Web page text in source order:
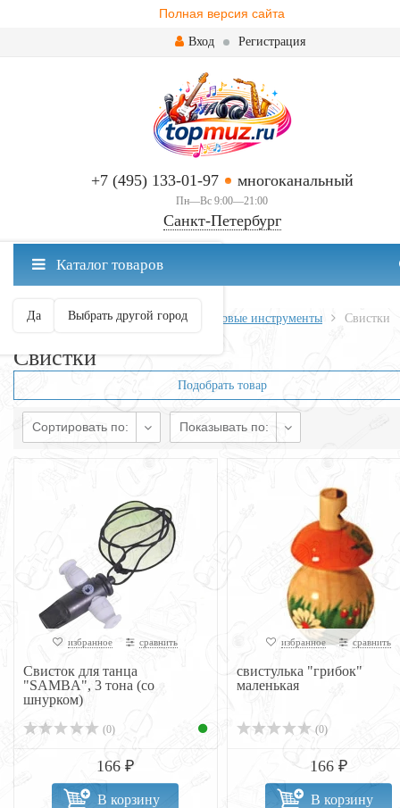
Полная версия сайта
Вход Регистрация
+7 (495) 133-01-97 многоканальный
Пн—Вс 9:00—21:00
Санкт-Петербург
Санкт-Петербург ваш город?
Да Выбрать другой город
Каталог товаров
Главная Духовые Народные духовые инструменты Свистки
Свистки
Подобрать товар
Сортировать по: Показывать по:
избранное сравнить
Свисток для танца
"SAMBA", 3 тона (со
шнурком)
(0)
166 ₽
В корзину
избранное сравнить
свистулька "грибок"
маленькая
(0)
166 ₽
В корзину